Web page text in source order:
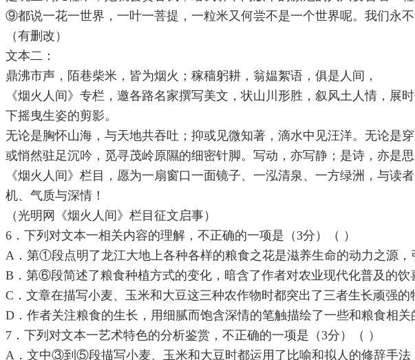
⑨都说一花一世界，一叶一菩提，一粒米又何尝不是一个世界呢。我们永
（有删改）
文本二：
鼎沸市声，陌巷柴米，皆为烟火；稼穑躬耕，翁媪絮语，俱是人间，
《烟火人间》专栏，邀各路名家撰写美文，状山川形胜，叙风土人情，
下摇曳生姿的剪影。
无论是胸怀山海，与天地共吞吐；抑或见微知著，滴水中见汪洋。无论是
或悄然驻足沉吟，觅寻茂岭原隰的细密针脚。写动，亦写静；是诗，亦是思
《烟火人间》栏目，愿为一扇窗口一面镜子、一泓清泉、一方绿洲，与
机、气质与深情！
（光明网《烟火人间》栏目征文启事）
6．下列对文本一相关内容的理解，不正确的一项是（3分）（ ）
A．第①段点明了龙江大地上各种各样的粮食之花是滋养生命的动力之源，
B．第⑥段简述了粮食种植方式的变化，暗含了作者对农业现代化普及的饮
C．文章在描写小麦、玉米和大豆这三种农作物时都突出了三者生长顽强的
D．作者关注粮食的生长，用细腻而饱含深情的笔触描绘了一些和粮食相关
7．下列对文本一艺术特色的分析鉴赏，不正确的一项是（3分）（ ）
A．文中③到⑤段描写小麦、玉米和大豆时都运用了比喻和拟人的修辞手法